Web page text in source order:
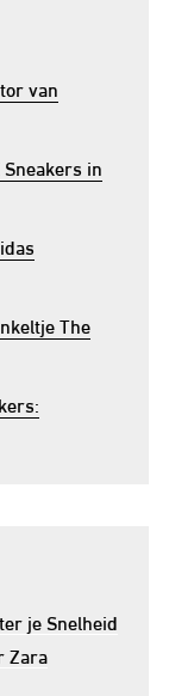
van
in
The
je Snelheid
Zara